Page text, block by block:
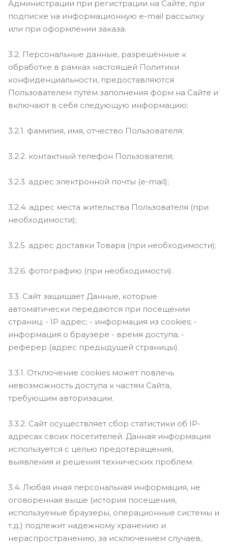
Администрации при регистрации на Сайте, при
подписке на информационную e-mail рассылку
или при оформлении заказа.
3.2. Персональные данные, разрешённые к
обработке в рамках настоящей Политики
конфиденциальности, предоставляются
Пользователем путём заполнения форм на Сайте и
включают в себя следующую информацию:
3.2.1. фамилия, имя, отчество Пользователя;
3.2.2. контактный телефон Пользователя;
3.2.3. адрес электронной почты (e-mail);
3.2.4. адрес места жительства Пользователя (при
необходимости);
3.2.5. адрес доставки Товара (при необходимости);
3.2.6. фотографию (при необходимости).
3.3. Сайт защищает Данные, которые
автоматически передаются при посещении
страниц: - IP адрес; - информация из cookies; -
информация о браузере - время доступа; -
реферер (адрес предыдущей страницы).
3.3.1. Отключение cookies может повлечь
невозможность доступа к частям Сайта,
требующим авторизации.
3.3.2. Сайт осуществляет сбор статистики об IP-
адресах своих посетителей. Данная информация
используется с целью предотвращения,
выявления и решения технических проблем.
3.4. Любая иная персональная информация, не
оговоренная выше (история посещения,
используемые браузеры, операционные системы и
т.д.) подлежит надежному хранению и
нераспространению, за исключением случаев,